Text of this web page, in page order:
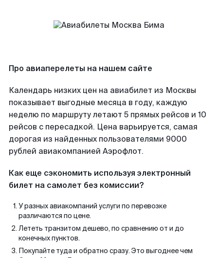
Про авиаперелеты на нашем сайте
Календарь низких цен на авиабилет из Москвы
показывает выгодные месяца в году, каждую
неделю по маршруту летают 5 прямых рейсов и 10
рейсов с пересадкой. Цена варьируется, самая
дорогая из найденных пользователями 9000
рублей авиакомпанией Аэрофлот.
Как еще сэкономить используя электронный
билет на самолет без комиссии?
У разных авиакомпаний услуги по перевозке
различаются по цене.
Лететь транзитом дешево, по сравнению от и до
конечных пунктов.
Покупайте туда и обратно сразу. Это выгоднее чем